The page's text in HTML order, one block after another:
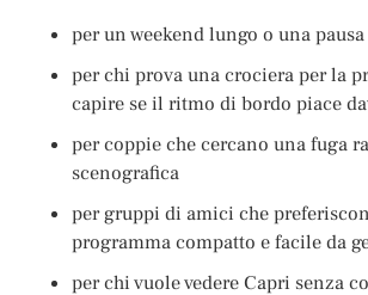
per un weekend lungo o una
per chi prova una crociera per la
capire se il ritmo di bordo piace
per coppie che cercano una fuga
scenografica
per gruppi di amici che
programma compatto e facile da
per chi vuole vedere Capri senza